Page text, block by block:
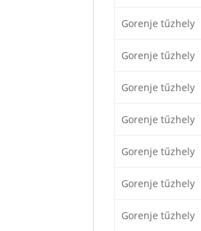
Gorenje tűzhely
Gorenje tűzhely
Gorenje tűzhely
Gorenje tűzhely
Gorenje tűzhely
Gorenje tűzhely
Gorenje tűzhely